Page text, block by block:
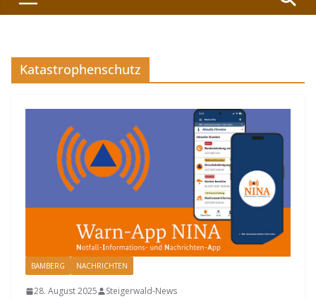
Katastrophenschutz
BAMBERG NACHRICHTEN
28. August 2025
Steigerwald-News